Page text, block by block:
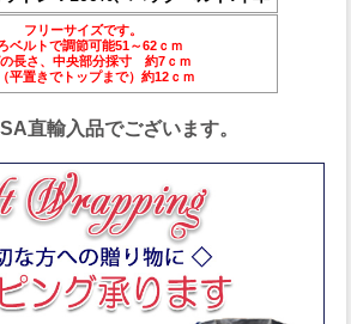
フリーサイズです。
ベルトで調節可能51～62ｃｍ
長さ、中央部分採寸 約7ｃｍ
平置きでトップまで）約12ｃｍ
直輸入品でございます。